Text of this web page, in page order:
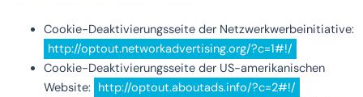
Cookie-Deaktivierungsseite der Netzwerkwerbeinitiative:
http://optout.networkadvertising.org/?c=1#!/
Cookie-Deaktivierungsseite der US-amerikanischen
Website: http://optout.aboutads.info/?c=2#!/